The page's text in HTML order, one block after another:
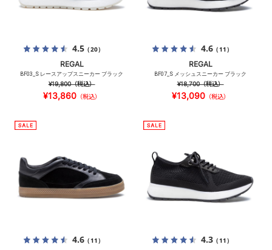
4.5（20）
REGAL
BF03_S レースアップスニーカー ブラック
¥19,800（税込）
¥13,860（税込）
4.6（11）
REGAL
BF07_S メッシュスニーカー ブラック
¥18,700（税込）
¥13,090（税込）
4.6（11） 4.3（11）